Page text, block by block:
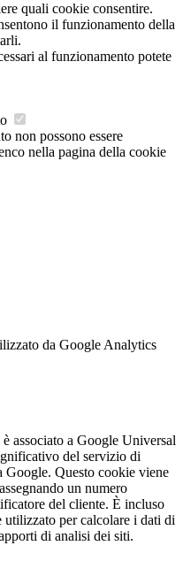
quali cookie consentire.
il funzionamento della
al funzionamento potete
non possono essere
nella pagina della cookie
da Google Analytics
associato a Google Universal
del servizio di
Google. Questo cookie viene
un numero
del cliente. È incluso
per calcolare i dati di
di analisi dei siti.